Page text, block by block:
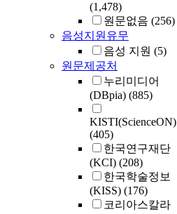
(1,478)
원문없음 (256)
음성지원유무
음성 지원 (5)
원문제공처
누리미디어
(DBpia) (885)
KISTI(ScienceON)
(405)
한국연구재단
(KCI) (208)
한국학술정보
(KISS) (176)
코리아스칼라